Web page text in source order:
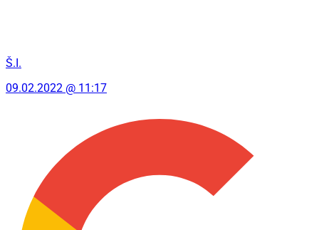
Š.I.
09.02.2022 @ 11:17